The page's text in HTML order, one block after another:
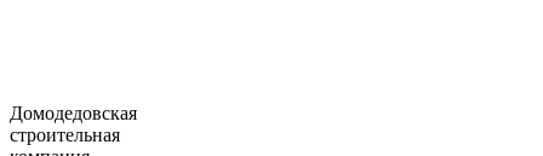
Домодедовская
строительная